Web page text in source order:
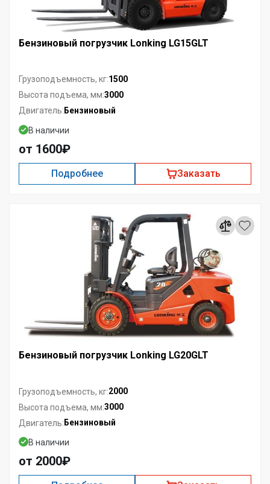
Бензиновый погрузчик Lonking LG15GLT
Грузоподъемность, кг:1500
Высота подъема, мм:3000
Двигатель:Бензиновый
В наличии
от 1600₽
Подробнее Заказать
Бензиновый погрузчик Lonking LG20GLT
Грузоподъемность, кг:2000
Высота подъема, мм:3000
Двигатель: Бензиновый
В наличии
от 2000₽